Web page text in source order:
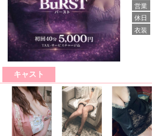
営業
休日
衣装
キャスト